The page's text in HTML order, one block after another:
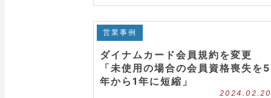
営業事例
ダイナムカード会員規約を変更
「未使用の場合の会員資格喪失を5
年から1年に短縮」
2024.02.20